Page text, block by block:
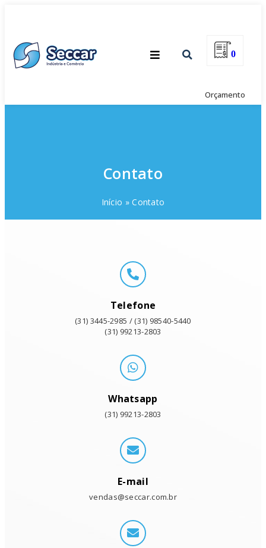
0
Orçamento
Contato
Início »Contato
Telefone
(31) 3445-2985 / (31) 98540-5440
(31) 99213-2803
Whatsapp
(31) 99213-2803
E-mail
vendas@seccar.com.br